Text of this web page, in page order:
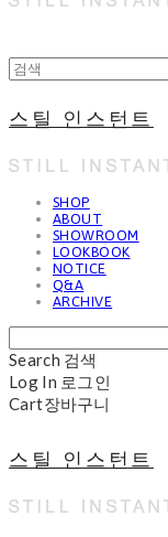
스틸 인스턴트
SHOP
ABOUT
SHOWROOM
LOOKBOOK
NOTICE
Q&A
ARCHIVE
Search 검색
Log In 로그인
Cart장바구니
스틸 인스턴트